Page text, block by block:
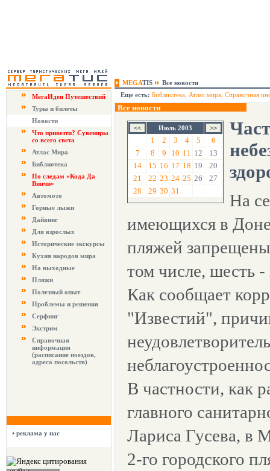
MEGATIS
Все новости
МегаИдеи Путешествий
Туры и билеты
Новости
Что привезти? Сувениры
со всего света
Атлас Мира
Библиотека
По следам «Кода Да
Винчи»
Автомото
Горные лыжи
Дайвинг
Для взрослых
Исторические экскурсы
Кухня народов мира
На выходные
Пляжи
Полезный опыт
Проблемы и решения
Серфинг
Экстрим
Справочная
информация
(расписание поездов,
адреса посольств)
реклама у нас
Еще есть: Библиотека Атлас мира Справочная
Все новости
Июль 2003
1 2 3 4 5
6
7
8 9 10 11 12
13
14
15 16 17 18 19
20
21
22 23 24 25 26
27
28
29 30 31
На
имеющихся в
пляжей
том числе, шесть
Как сообщает
"Известий",
В частности, как
главного
Лариса Гусева, в
2-го городского